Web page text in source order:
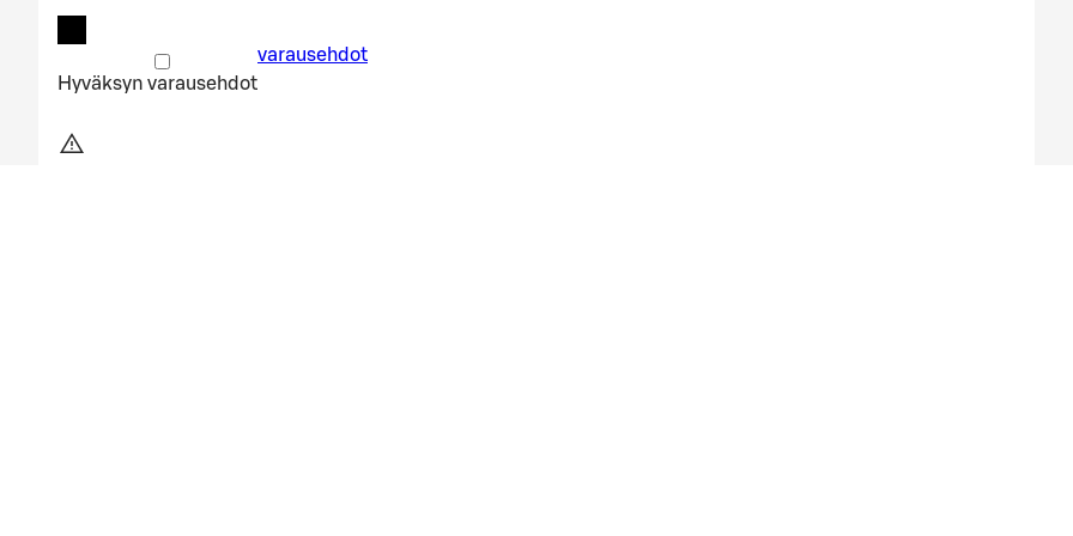
Hyväksyn varausehdot
varausehdot